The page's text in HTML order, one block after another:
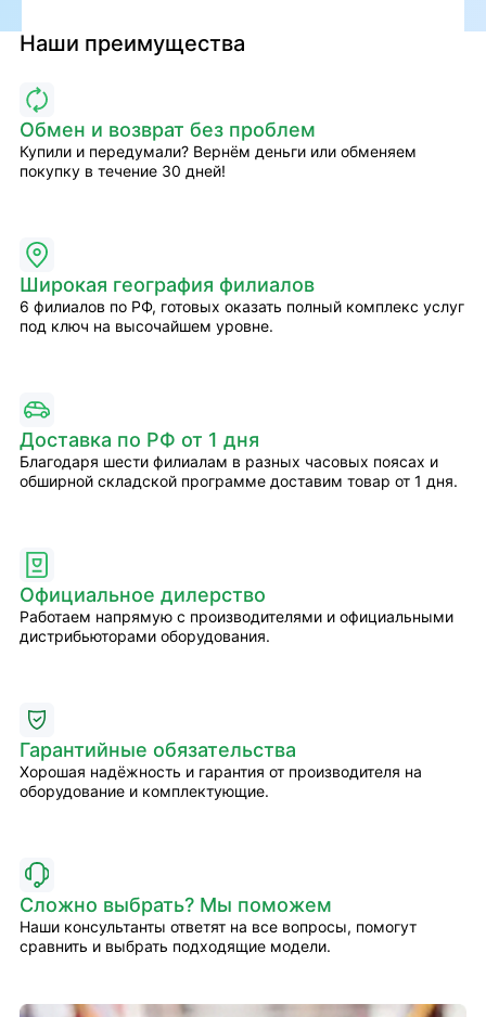
Наши преимущества
Обмен и возврат без проблем
Купили и передумали? Вернём деньги или обменяем
покупку в течение 30 дней!
Широкая география филиалов
6 филиалов по РФ, готовых оказать полный комплекс услуг
под ключ на высочайшем уровне.
Доставка по РФ от 1 дня
Благодаря шести филиалам в разных часовых поясах и
обширной складской программе доставим товар от 1 дня.
Официальное дилерство
Работаем напрямую с производителями и официальными
дистрибьюторами оборудования.
Гарантийные обязательства
Хорошая надёжность и гарантия от производителя на
оборудование и комплектующие.
Сложно выбрать? Мы поможем
Наши консультанты ответят на все вопросы, помогут
сравнить и выбрать подходящие модели.